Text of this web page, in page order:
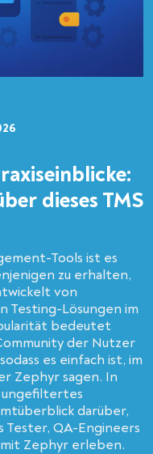
dieses TMS
Tools ist es
zu erhalten,
von
Testing-Lösungen im
bedeutet
der Nutzer
es einfach ist, im
Zephyr sagen. In
ungefiltertes
darüber,
Tester, QA-Engineers
Zephyr erleben.